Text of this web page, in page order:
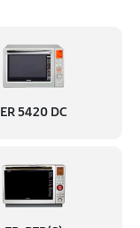
ER 5420 DC